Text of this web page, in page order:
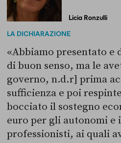
Licia Ronzulli
LA DICHIARAZIONE
«Abbiamo presentato e
di buon senso, ma le
governo, n.d.r] prima
sufficienza e poi
bocciato il sostegno
euro per gli autonomi e
professionisti, ai quali